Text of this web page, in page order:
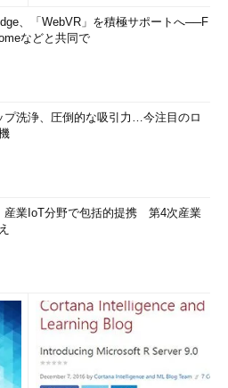
、「WebVR」を積極サポートへ──F
などと共同で
洗浄、圧倒的な吸引力…今注目のロ
産業IoT分野で包括的提携 第4次産業